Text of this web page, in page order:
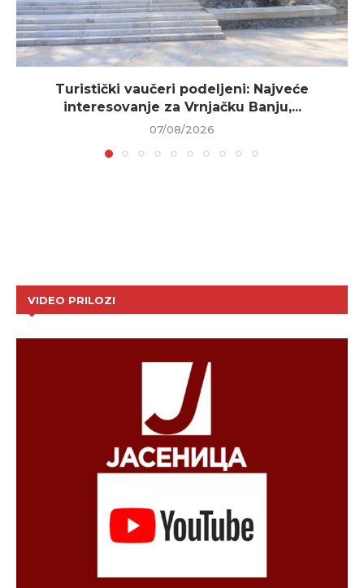
Turistički vaučeri podeljeni: Najveće
interesovanje za Vrnjačku Banju,...
07/08/2026
VIDEO PRILOZI